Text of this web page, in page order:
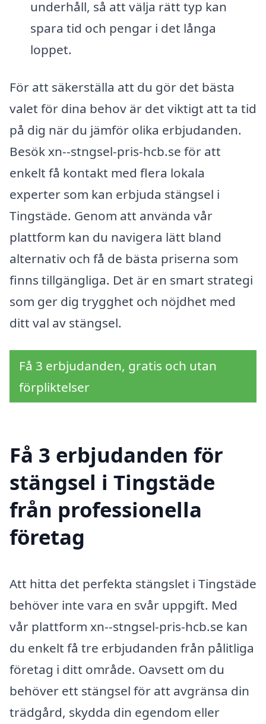
underhåll, så att välja rätt typ kan
spara tid och pengar i det långa
loppet.
För att säkerställa att du gör det bästa
valet för dina behov är det viktigt att ta tid
på dig när du jämför olika erbjudanden.
Besök xn--stngsel-pris-hcb.se för att
enkelt få kontakt med flera lokala
experter som kan erbjuda stängsel i
Tingstäde. Genom att använda vår
plattform kan du navigera lätt bland
alternativ och få de bästa priserna som
finns tillgängliga. Det är en smart strategi
som ger dig trygghet och nöjdhet med
ditt val av stängsel.
Få 3 erbjudanden, gratis och utan
förpliktelser
Få 3 erbjudanden för
stängsel i Tingstäde
från professionella
företag
Att hitta det perfekta stängslet i Tingstäde
behöver inte vara en svår uppgift. Med
vår plattform xn--stngsel-pris-hcb.se kan
du enkelt få tre erbjudanden från pålitliga
företag i ditt område. Oavsett om du
behöver ett stängsel för att avgränsa din
trädgård, skydda din egendom eller